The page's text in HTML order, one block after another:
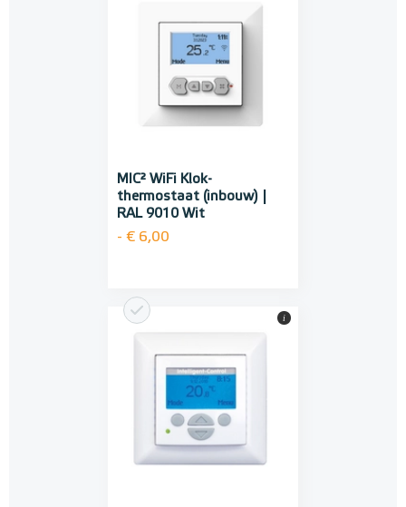
MIC² WiFi Klok-
thermostaat (inbouw) |
RAL 9010 Wit
- € 6,00
i